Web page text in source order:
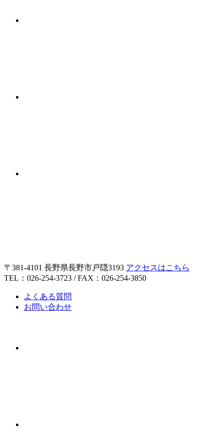
〒381-4101 長野県長野市戸隠3193 アクセスはこちら
TEL：026-254-3723 / FAX：026-254-3850
よくある質問
お問い合わせ